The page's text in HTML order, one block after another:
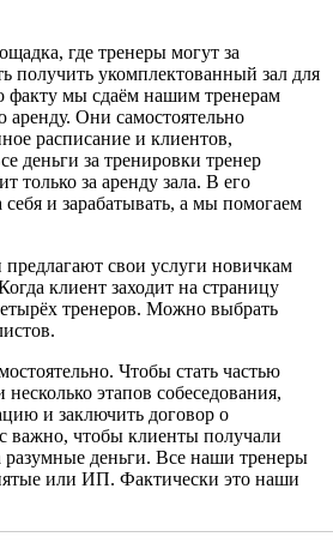
где тренеры могут за
получить укомплектованный зал для
факту мы сдаём нашим тренерам
Они самостоятельно
расписание и клиентов,
деньги за тренировки тренер
только за аренду зала. В его
себя и зарабатывать, а мы помогаем
свои услуги новичкам
клиент заходит на страницу
тренеров. Можно выбрать
Чтобы стать частью
этапов собеседования,
и заключить договор о
важно, чтобы клиенты получали
разумные деньги. Все наши тренеры
или ИП. Фактически это наши